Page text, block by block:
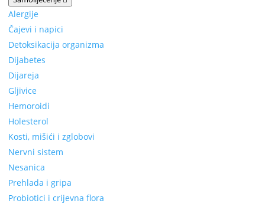
Alergije
Čajevi i napici
Detoksikacija organizma
Dijabetes
Dijareja
Gljivice
Hemoroidi
Holesterol
Kosti, mišići i zglobovi
Nervni sistem
Nesanica
Prehlada i gripa
Probiotici i crijevna flora